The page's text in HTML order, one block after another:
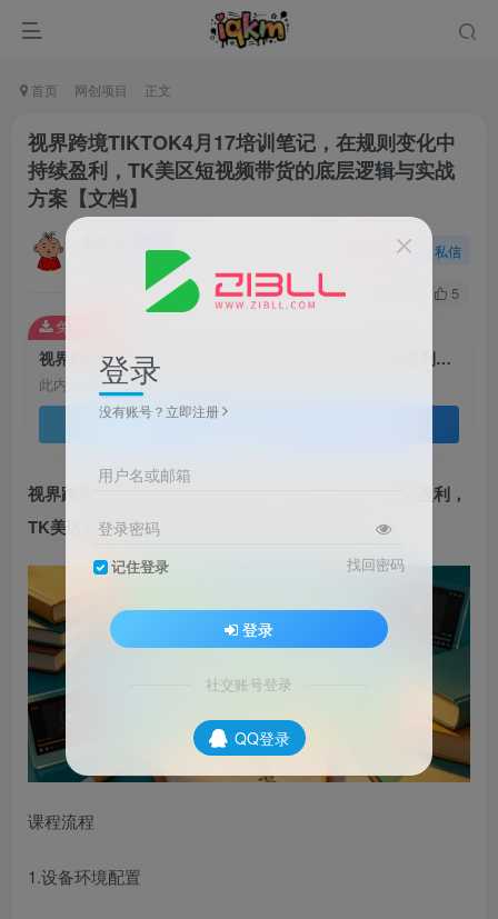
首页 网创项目 正文
视界跨境TIKTOK4月17培训笔记，在规则变化中
持续盈利，TK美区短视频带货的底层逻辑与实战
方案【文档】
私信
5
视界跨境TIKTOK4月17培训笔记，在规则变化中持续盈利，TK美区短视频带货的底层逻辑与实战方案【文档】
此内容为免费资源，请登录后查看
免费资源
视界跨境TIKTOK4月17培训笔记，在规则变化中持续盈利，
TK美区短视频带货的底层逻辑与实战方案【文档】
课程流程
1.设备环境配置
登录
没有账号？立即注册
用户名或邮箱
登录密码
记住登录 找回密码
登录
社交账号登录
QQ登录